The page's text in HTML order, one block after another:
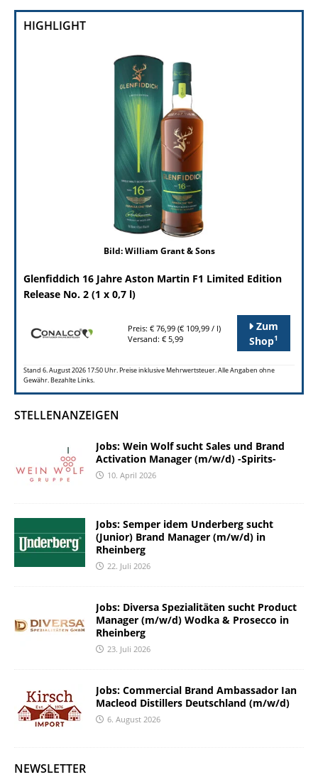
HIGHLIGHT
Bild: William Grant & Sons
Glenfiddich 16 Jahre Aston Martin F1 Limited Edition
Release No. 2 (1 x 0,7 l)
Preis: € 76,99 (€ 109,99 / l)
Versand: € 5,99
Zum
Shop1
Stand 6. August 2026 17:50 Uhr. Preise inklusive Mehrwertsteuer. Alle Angaben ohne
Gewähr. Bezahlte Links.
STELLENANZEIGEN
Jobs: Wein Wolf sucht Sales und Brand
Activation Manager (m/w/d) -Spirits-
10. April 2026
Jobs: Semper idem Underberg sucht
(Junior) Brand Manager (m/w/d) in
Rheinberg
22. Juli 2026
Jobs: Diversa Spezialitäten sucht Product
Manager (m/w/d) Wodka & Prosecco in
Rheinberg
23. Juli 2026
Jobs: Commercial Brand Ambassador Ian
Macleod Distillers Deutschland (m/w/d)
6. August 2026
NEWSLETTER